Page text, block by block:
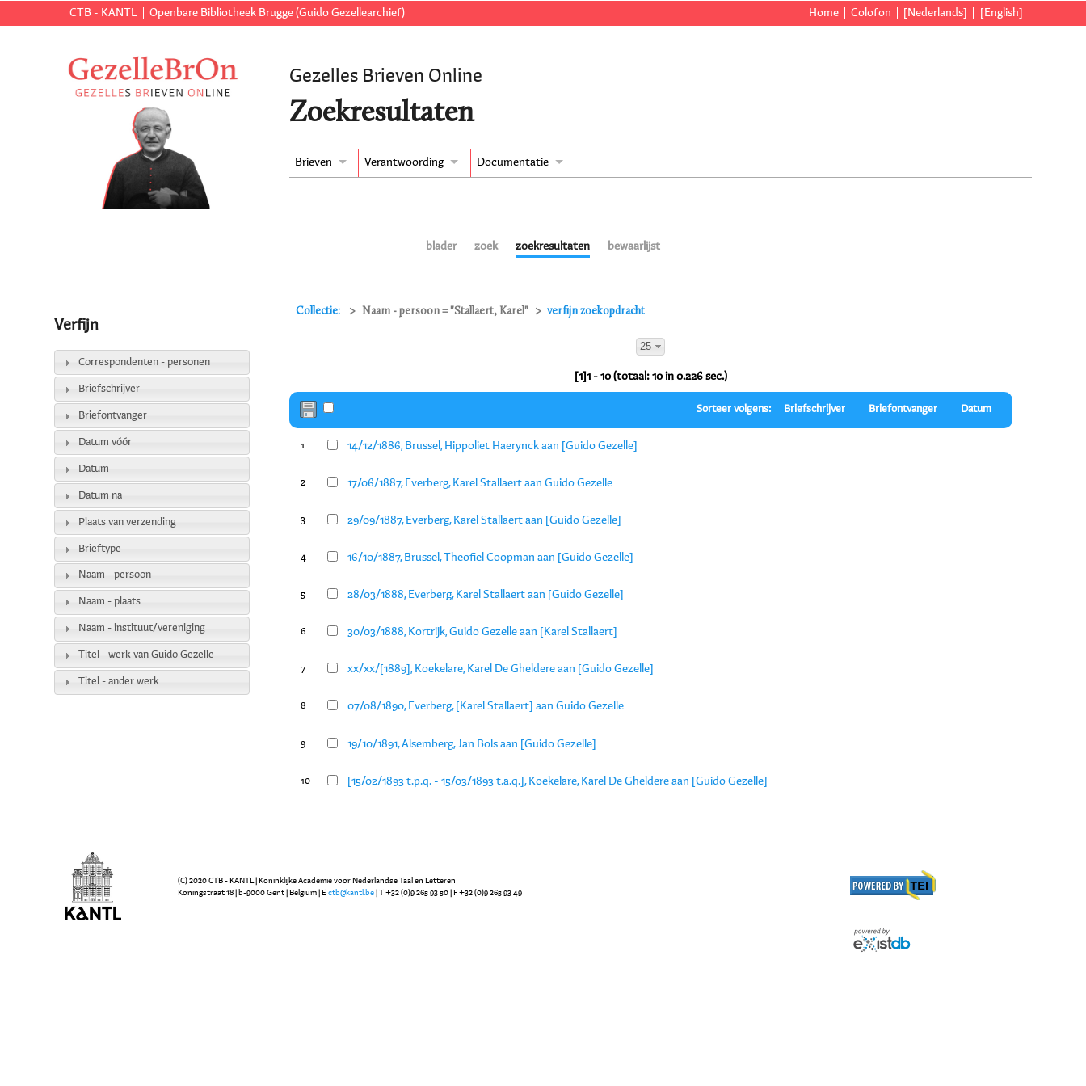
CTB - KANTL Openbare Bibliotheek Brugge (Guido Gezellearchief) Home Colofon [Nederlands] [English]
Gezelles Brieven Online
Zoekresultaten
Brieven Verantwoording Documentatie
blader zoek zoekresultaten bewaarlijst
Collectie: Naam - persoon = "Stallaert, Karel" verfijn zoekopdracht
25
[1]1 - 10 (totaal: 10 in 0.226 sec.)
Sorteer volgens: Briefschrijver Briefontvanger Datum
1 14/12/1886, Brussel, Hippoliet Haerynck aan [Guido Gezelle]
2 17/06/1887, Everberg, Karel Stallaert aan Guido Gezelle
3 29/09/1887, Everberg, Karel Stallaert aan [Guido Gezelle]
4 16/10/1887, Brussel, Theofiel Coopman aan [Guido Gezelle]
5 28/03/1888, Everberg, Karel Stallaert aan [Guido Gezelle]
6 30/03/1888, Kortrijk, Guido Gezelle aan [Karel Stallaert]
7 xx/xx/[1889], Koekelare, Karel De Gheldere aan [Guido Gezelle]
8 07/08/1890, Everberg, [Karel Stallaert] aan Guido Gezelle
9 19/10/1891, Alsemberg, Jan Bols aan [Guido Gezelle]
10 [15/02/1893 t.p.q. - 15/03/1893 t.a.q.], Koekelare, Karel De Gheldere aan [Guido Gezelle]
Verfijn
Correspondenten - personen
Briefschrijver
Briefontvanger
Datum vóór
Datum
Datum na
Plaats van verzending
Brieftype
Naam - persoon
Naam - plaats
Naam - instituut/vereniging
Titel - werk van Guido Gezelle
Titel - ander werk
(C) 2020 CTB - KANTL | Koninklijke Academie voor Nederlandse Taal en Letteren
Koningstraat 18 | b-9000 Gent | Belgium | Ectb@kantl.be | T +32 (0)9 265 93 50 | F +32 (0)9 265 93 49